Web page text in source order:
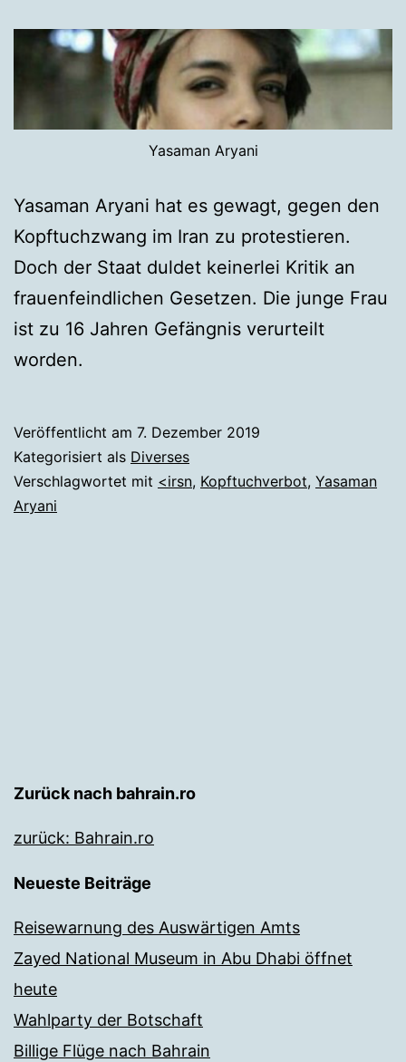
Yasaman Aryani
Yasaman Aryani hat es gewagt, gegen den
Kopftuchzwang im Iran zu protestieren.
Doch der Staat duldet keinerlei Kritik an
frauenfeindlichen Gesetzen. Die junge Frau
ist zu 16 Jahren Gefängnis verurteilt
worden.
Veröffentlicht am 7. Dezember 2019
Kategorisiert als Diverses
Verschlagwortet mit <irsn, Kopftuchverbot, Yasaman
Aryani
Zurück nach bahrain.ro
zurück: Bahrain.ro
Neueste Beiträge
Reisewarnung des Auswärtigen Amts
Zayed National Museum in Abu Dhabi öffnet
heute
Wahlparty der Botschaft
Billige Flüge nach Bahrain